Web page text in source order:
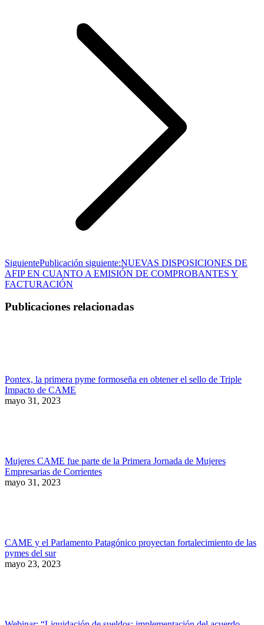
SiguientePublicación siguiente:NUEVAS DISPOSICIONES DE
AFIP EN CUANTO A EMISIÓN DE COMPROBANTES Y
FACTURACIÓN
Publicaciones relacionadas
Pontex, la primera pyme formoseña en obtener el sello de Triple
Impacto de CAME
mayo 31, 2023
Mujeres CAME fue parte de la Primera Jornada de Mujeres
Empresarias de Corrientes
mayo 31, 2023
CAME y el Parlamento Patagónico proyectan fortalecimiento de las
pymes del sur
mayo 23, 2023